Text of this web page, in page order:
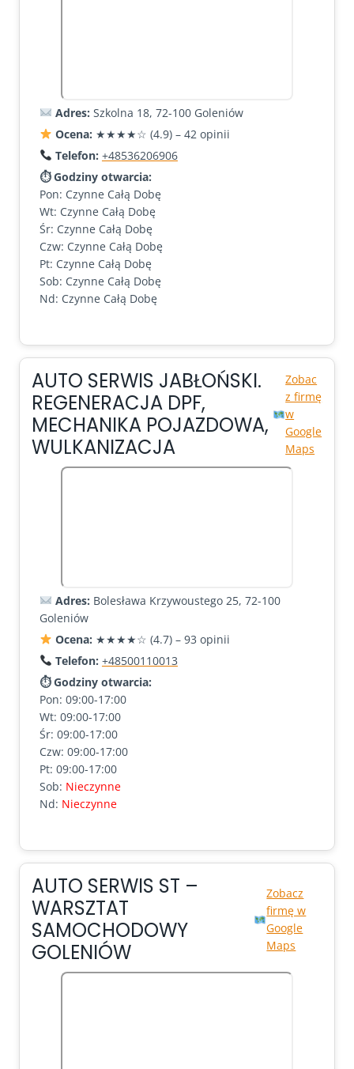
Adres: Szkolna 18, 72-100 Goleniów
Ocena: ★★★★☆ (4.9) – 42 opinii
Telefon: +48536206906
⏱ Godziny otwarcia:
Pon: Czynne Całą Dobę
Wt: Czynne Całą Dobę
Śr: Czynne Całą Dobę
Czw: Czynne Całą Dobę
Pt: Czynne Całą Dobę
Sob: Czynne Całą Dobę
Nd: Czynne Całą Dobę
AUTO SERWIS JABŁOŃSKI.
REGENERACJA DPF,
MECHANIKA POJAZDOWA,
WULKANIZACJA
Zobac
z firmę
w
Google
Maps
Adres: Bolesława Krzywoustego 25, 72-100
Goleniów
Ocena: ★★★★☆ (4.7) – 93 opinii
Telefon: +48500110013
⏱ Godziny otwarcia:
Pon: 09:00-17:00
Wt: 09:00-17:00
Śr: 09:00-17:00
Czw: 09:00-17:00
Pt: 09:00-17:00
Sob: Nieczynne
Nd: Nieczynne
AUTO SERWIS ST –
WARSZTAT
SAMOCHODOWY
GOLENIÓW
Zobacz
firmę w
Google
Maps